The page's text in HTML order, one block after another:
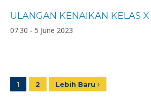
ULANGAN KENAIKAN KELAS
07:30 - 5 June 2023
1 2 Lebih Baru